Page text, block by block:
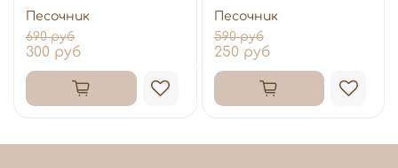
Песочник
690 руб
300 руб
Песочник
590 руб
250 руб